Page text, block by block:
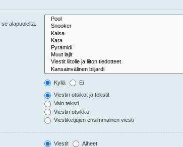
alapuolelta.
Kyllä Ei
Viestin otsikot ja tekstit
Vain teksti
Viestin otsikko
Viestiketjujen ensimmäinen viesti
Viestit Aiheet